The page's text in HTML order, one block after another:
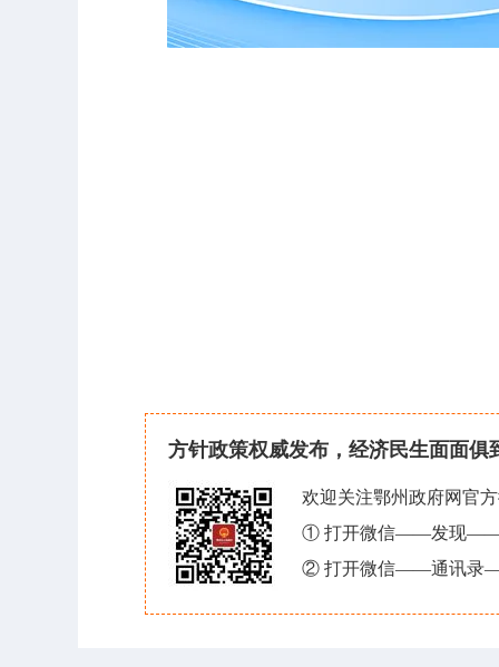
方针政策权威发布，经济民生面面俱
欢迎关注鄂州政府网官
① 打开微信——发现——
② 打开微信——通讯录